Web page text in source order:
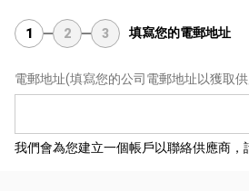
1 2 3 填寫您的電郵地址
電郵地址(填寫您的公司電郵地址以獲取
我們會為您建立一個帳戶以聯絡供應商，